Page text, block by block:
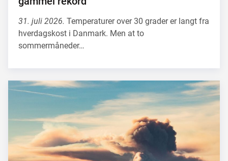
31. juli 2026. Temperaturer over 30 grader er langt fra
hverdagskost i Danmark. Men at to
sommermåneder…